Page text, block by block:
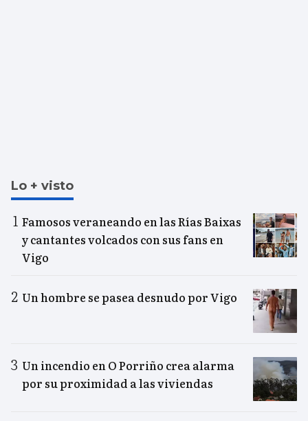
Lo + visto
Famosos veraneando en las Rías Baixas
y cantantes volcados con sus fans en
Vigo
Un hombre se pasea desnudo por Vigo
Un incendio en O Porriño crea alarma
por su proximidad a las viviendas